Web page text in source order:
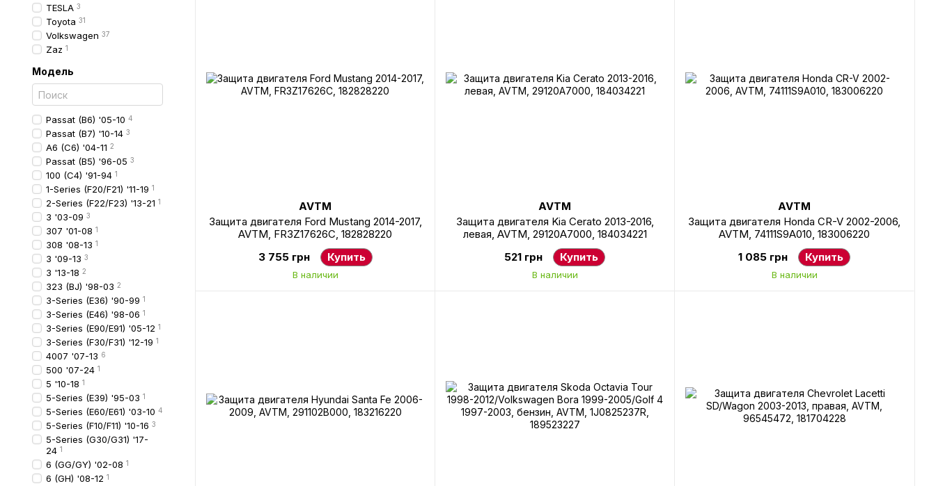
AVTM
Защита двигателя Ford Mustang 2014-2017,
AVTM, FR3Z17626C, 182828220
3 755 грн
Купить
В наличии
AVTM
Защита двигателя Kia Cerato 2013-2016,
левая, AVTM, 29120A7000, 184034221
521 грн
Купить
В наличии
AVTM
Защита двигателя Honda CR-V 2002-2006,
AVTM, 74111S9A010, 183006220
1 085 грн
Купить
В наличии
TESLA 3
Toyota 31
Volkswagen 37
Zaz 1
Модель
Passat (B6) '05-10 4
Passat (B7) '10-14 3
A6 (C6) '04-11 2
Passat (B5) '96-05 3
100 (C4) '91-94 1
1-Series (F20/F21) '11-19 1
2-Series (F22/F23) '13-21 1
3 '03-09 3
307 '01-08 1
308 '08-13 1
3 '09-13 3
3 '13-18 2
323 (BJ) '98-03 2
3-Series (E36) '90-99 1
3-Series (E46) '98-06 1
3-Series (E90/E91) '05-12 1
3-Series (F30/F31) '12-19 1
4007 '07-13 6
500 '07-24 1
5 '10-18 1
5-Series (E39) '95-03 1
5-Series (E60/E61) '03-10 4
5-Series (F10/F11) '10-16 3
5-Series (G30/G31) '17-
24 1
6 (GG/GY) '02-08 1
6 (GH) '08-12 1